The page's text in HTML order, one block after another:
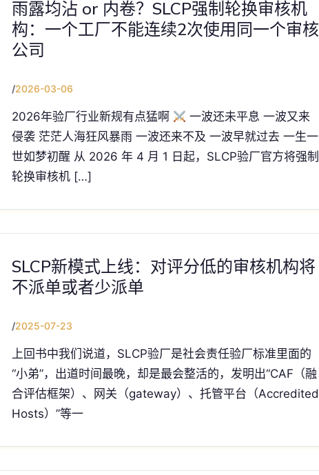
雨露均沾 or 内卷？SLCP强制轮换审核机
构：一个工厂不能连续2次使用同一个审核
公司
/2026-03-06
2026年验厂行业新规有点猛啊​
一波还未平息 一波又来
侵袭 茫茫人海狂风暴雨 一波还来不及 一波早就过去 一生一
世如梦初醒 从 2026 年 4 月 1 日起，SLCP验厂官方将强制
轮换审核机 […]
SLCP新模式上线：对评分低的审核机构将
不派单或者少派单
/2025-07-23
上回书中我们说道，SLCP验厂是社会责任验厂标准里面的
“小弟”，出道时间最晚，却是最会整活的，发明出“CAF（融
合评估框架）、网关（gateway）、托管平台（Accredited
Hosts）”等一